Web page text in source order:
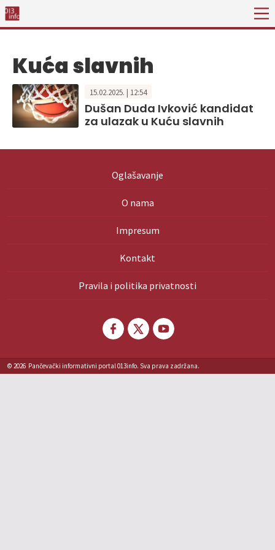
Kuća slavnih
15.02.2025. | 12:54
Dušan Duda Ivković kandidat
za ulazak u Kuću slavnih
Oglašavanje
O nama
Impresum
Kontakt
Pravila i politika privatnosti
© 2026 Pančevački informativni portal 013info. Sva prava zadržana.